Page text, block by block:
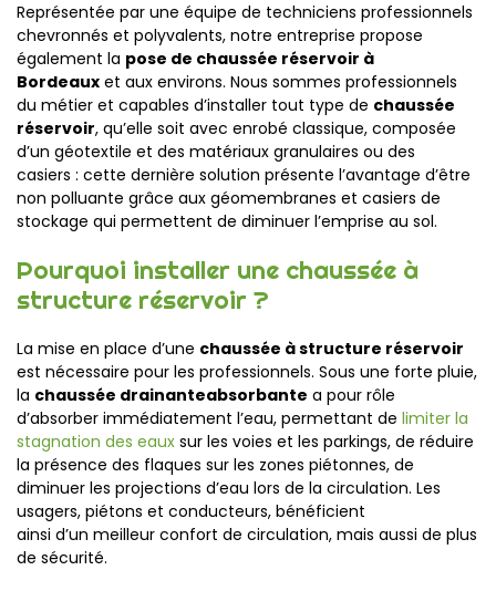
Représentée par une équipe de techniciens professionnels
chevronnés et polyvalents, notre entreprise propose
également la pose de chaussée réservoir à
Bordeaux et aux environs. Nous sommes professionnels
du métier et capables d’installer tout type de chaussée
réservoir, qu’elle soit avec enrobé classique, composée
d’un géotextile et des matériaux granulaires ou des
casiers : cette dernière solution présente l’avantage d’être
non polluante grâce aux géomembranes et casiers de
stockage qui permettent de diminuer l’emprise au sol.
Pourquoi installer une chaussée à
structure réservoir ?
La mise en place d’une chaussée à structure réservoir
est nécessaire pour les professionnels. Sous une forte pluie,
la chaussée drainanteabsorbante a pour rôle
d’absorber immédiatement l’eau, permettant de limiter la
stagnation des eaux sur les voies et les parkings, de réduire
la présence des flaques sur les zones piétonnes, de
diminuer les projections d’eau lors de la circulation. Les
usagers, piétons et conducteurs, bénéficient
ainsi d’un meilleur confort de circulation, mais aussi de plus
de sécurité.